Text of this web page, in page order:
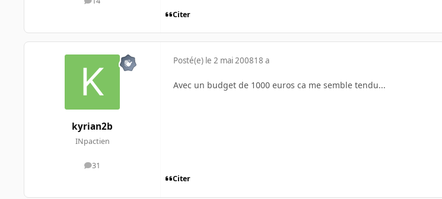
messages
Citer
kyrian2b
INpactien
31
messages
Posté(e) le 2 mai 200818 a
Avec un budget de 1000 euros ca me semble tendu...
Citer